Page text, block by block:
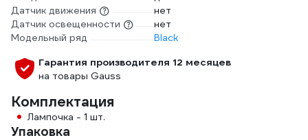
Датчик движения
нет
Датчик освещенности
нет
Модельный ряд
Black
Гарантия производителя 12 месяцев
на товары Gauss
Комплектация
Лампочка - 1 шт.
Упаковка